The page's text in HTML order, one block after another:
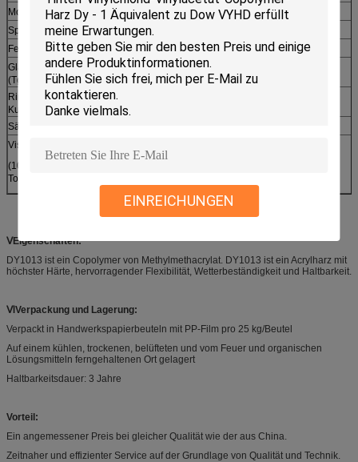
EINREICHUNGEN
Molekülgewicht
ASTM D-3593 G/mol
700,000
Spezifische Schwerkraft
ASTM D-792
Feststoffgehalt
ISO-3251 %
> 990
Glasübergangstemperatur
(Tg)
ASTM D-3418 °C
Ring- und
Kugelweichenpunkt
Säurenzahl
Viskosität
(10% Ethylacetat/Acet-
Ton=1/1 bei 25°C)
ⅤEigenschaften:
DY1013 ist ein Copolymer von Methylmethacrylat. DY1013 ist ein Acrylharz mit
höchster Härte, hervorragender Flexibilität, Wetterbeständigkeit und Haltbarkeit.
ⅥVerpackung und Lagerung:
Verpackt in Handwerkspapierbeuteln mit PP-Film pro 25 kg/Beutel
Auf einem kühlen, trockenen, belüfteten und vom Feuer und organischen
Lösungsmitteln ferngehaltenen Ort gelagert
Haltbarkeitsdauer: 3 Jahre
Vorteil:
Ein angemessener Preis bei gleicher Qualität wie der aus China.
Zeitnaher und effizienter Service auf der Grundlage von Qualität und Technik.